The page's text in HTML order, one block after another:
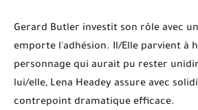
Gerard Butler investit son rôle avec
emporte l'adhésion. Il/Elle parvient à
personnage qui aurait pu rester
lui/elle, Lena Headey assure avec
contrepoint dramatique efficace.